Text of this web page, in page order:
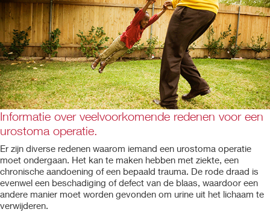
Informatie over veelvoorkomende redenen voor een
urostoma operatie.
Er zijn diverse redenen waarom iemand een urostoma operatie
moet ondergaan. Het kan te maken hebben met ziekte, een
chronische aandoening of een bepaald trauma. De rode draad is
evenwel een beschadiging of defect van de blaas, waardoor een
andere manier moet worden gevonden om urine uit het lichaam te
verwijderen.